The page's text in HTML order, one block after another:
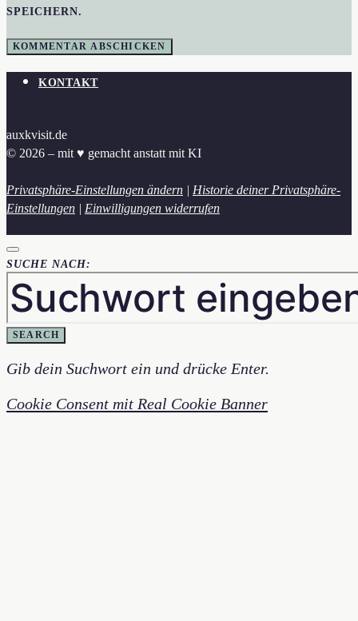
SPEICHERN.
KONTAKT
auxkvisit.de
© 2026 – mit ♥︎ gemacht anstatt mit KI
Privatsphäre-Einstellungen ändern | Historie deiner Privatsphäre-
Einstellungen | Einwilligungen widerrufen
SUCHE NACH:
SEARCH
Gib dein Suchwort ein und drücke Enter.
Cookie Consent mit Real Cookie Banner